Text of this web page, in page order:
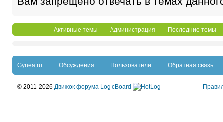
Активные темы Администрация Последние темы
Gynea.ru Обсуждения Пользователи Обратная связь
© 2011-2026 Движок форума LogicBoard